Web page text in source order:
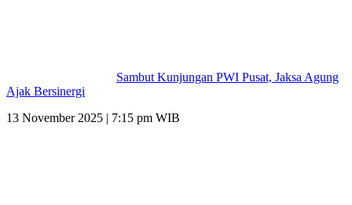
Sambut Kunjungan PWI Pusat, Jaksa Agung
Ajak Bersinergi
13 November 2025 | 7:15 pm WIB